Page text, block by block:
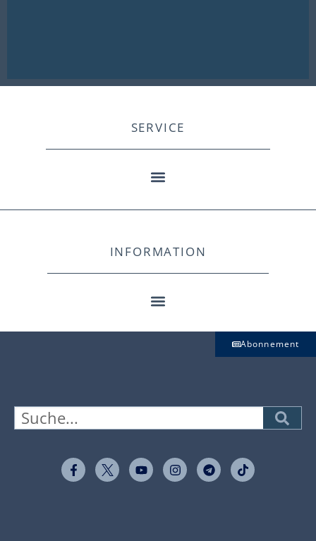
SERVICE
INFORMATION
Abonnement